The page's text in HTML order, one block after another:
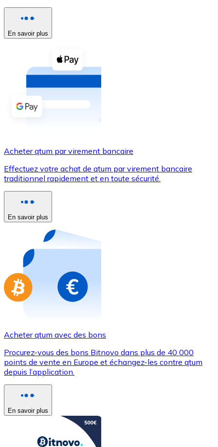
Voir toutes
Achetez des cryptomonnaies en espèces et d'autres
Acheter avec espèces
Virement SEPA
Carte de crédit / débit
Utilisez les cartes Visa et Mastercard pour acheter
Acheter avec carte
Achetez des cartes-cadeaux de vos marques
Aller à la boutique de cartes-cadeaux
En savoir plus
Acheter qtum par virement bancaire
Effectuez votre achat de qtum par virement bancaire
traditionnel rapidement et en toute sécurité.
En savoir plus
Acheter qtum avec des bons
Procurez-vous des bons Bitnovo dans plus de 40 000
points de vente en Europe et échangez-les contre qtum
depuis l’application.
En savoir plus